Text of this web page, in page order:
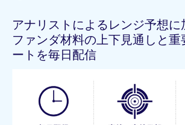
アナリストによるレンジ予想に
ファンダ材料の上下見通しと重
ートを毎日配信